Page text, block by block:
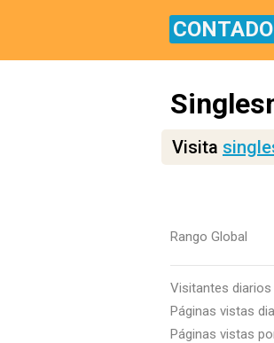
Visita
Rango Global
Visitantes diarios
Páginas vistas
Páginas vistas